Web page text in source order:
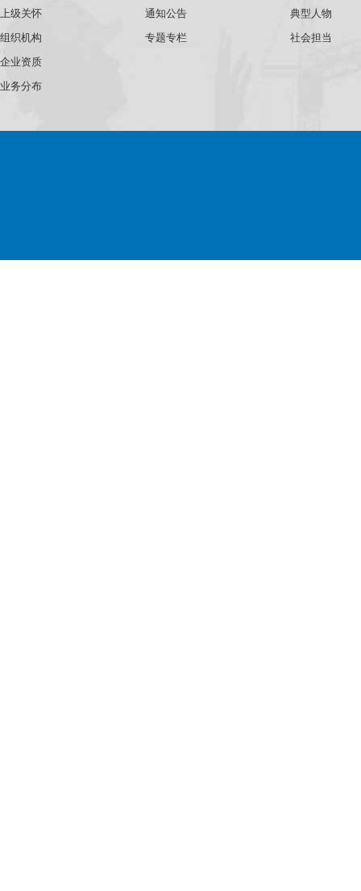
上级关怀
组织机构
企业资质
业务分布
通知公告
专题专栏
典型人物
社会担当